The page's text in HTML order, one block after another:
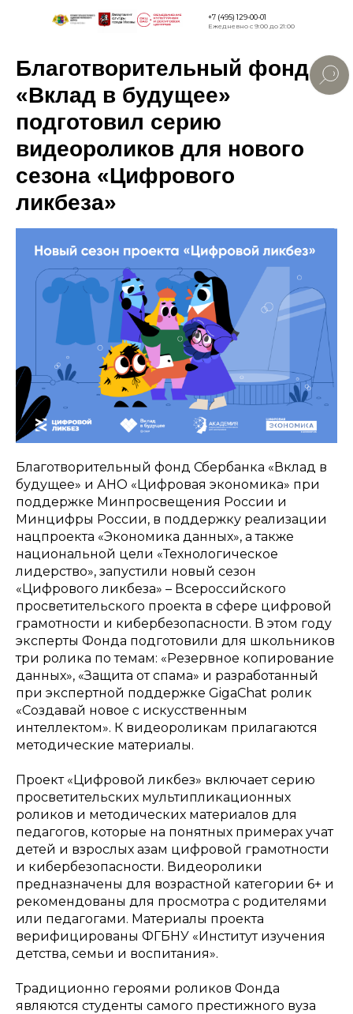
Версия для
+7 (495) 129-00-01
Ежедневно с 9:00 до 21:00
Благотворительный фонд
«Вклад в будущее»
подготовил серию
видеороликов для нового
сезона «Цифрового
ликбеза»
Благотворительный фонд Сбербанка «Вклад в
будущее» и АНО «Цифровая экономика» при
поддержке Минпросвещения России и
Минцифры России, в поддержку реализации
нацпроекта «Экономика данных», а также
национальной цели «Технологическое
лидерство», запустили новый сезон
«Цифрового ликбеза» – Всероссийского
просветительского проекта в сфере цифровой
грамотности и кибербезопасности. В этом году
эксперты Фонда подготовили для школьников
три ролика по темам: «Резервное копирование
данных», «Защита от спама» и разработанный
при экспертной поддержке GigaChat ролик
«Создавай новое с искусственным
интеллектом». К видеороликам прилагаются
методические материалы.
Проект «Цифровой ликбез» включает серию
просветительских мультипликационных
роликов и методических материалов для
педагогов, которые на понятных примерах учат
детей и взрослых азам цифровой грамотности
и кибербезопасности. Видеоролики
предназначены для возрастной категории 6+ и
рекомендованы для просмотра с родителями
или педагогами. Материалы проекта
верифицированы ФГБНУ «Институт изучения
детства, семьи и воспитания».
Традиционно героями роликов Фонда
являются студенты самого престижного вуза